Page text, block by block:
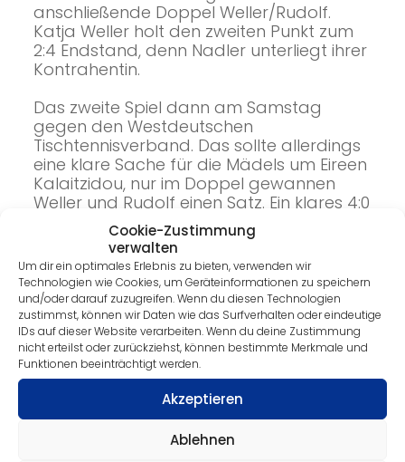
Cookie-Zustimmung
verwalten
Um dir ein optimales Erlebnis zu bieten, verwenden wir
Technologien wie Cookies, um Geräteinformationen zu speichern
und/oder darauf zuzugreifen. Wenn du diesen Technologien
zustimmst, können wir Daten wie das Surfverhalten oder eindeutige
IDs auf dieser Website verarbeiten. Wenn du deine Zustimmung
nicht erteilst oder zurückziehst, können bestimmte Merkmale und
Funktionen beeinträchtigt werden.
Akzeptieren
Ablehnen
anschließende Doppel Weller/Rudolf.
Katja Weller holt den zweiten Punkt zum
2:4 Endstand, denn Nadler unterliegt ihrer
Kontrahentin.
Das zweite Spiel dann am Samstag
gegen den Westdeutschen
Tischtennisverband. Das sollte allerdings
eine klare Sache für die Mädels um Eireen
Kalaitzidou, nur im Doppel gewannen
Weller und Rudolf einen Satz. Ein klares 4:0
für die Mädchen vom Westdeutschen
Verband.
Weiter ging es dann am Samstag gegen
Tischtennisverband
Rheinland/Rheinhessen. Chantal unterlag
gegen die Nummer eins Johanna Braun,
doch Weller hielt die Sachsen im Spiel und
glich zum 1:1 aus. Nilufar Rudolf kämpfte
über 4 Sätze gegen Kaylee Mesenholl
und auch das Doppel ging an den RTTVR.
Katja Weller holte den zweiten Punkt für
Sachsen und Chantal hatte ebenso